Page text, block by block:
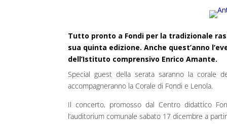
Tutto pronto a Fondi per la tradizionale
sua quinta edizione. Anche quest’anno
dell’Istituto comprensivo Enrico Amante.
Special guest della serata saranno la corale
accompagneranno la Corale di Fondi e Lenola.
Il concerto, promosso dal Centro didattico
l’auditorium comunale sabato 17 dicembre a